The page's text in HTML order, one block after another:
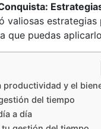
que puedas
productividad y el
del tiempo
a día